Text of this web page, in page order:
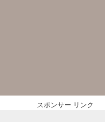
スポンサー リンク